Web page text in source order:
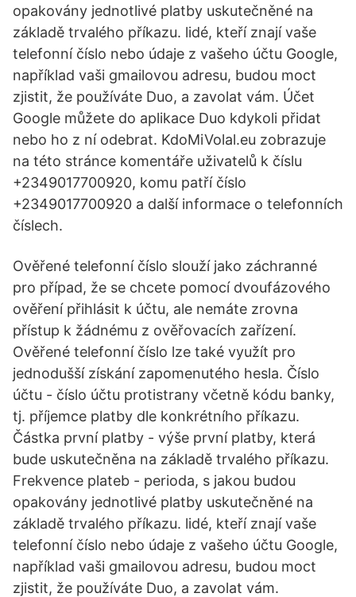
opakovány jednotlivé platby uskutečněné na
základě trvalého příkazu. lidé, kteří znají vaše
telefonní číslo nebo údaje z vašeho účtu Google,
například vaši gmailovou adresu, budou moct
zjistit, že používáte Duo, a zavolat vám. Účet
Google můžete do aplikace Duo kdykoli přidat
nebo ho z ní odebrat. KdoMiVolal.eu zobrazuje
na této stránce komentáře uživatelů k číslu
+2349017700920, komu patří číslo
+2349017700920 a další informace o telefonních
číslech.
Ověřené telefonní číslo slouží jako záchranné
pro případ, že se chcete pomocí dvoufázového
ověření přihlásit k účtu, ale nemáte zrovna
přístup k žádnému z ověřovacích zařízení.
Ověřené telefonní číslo lze také využít pro
jednodušší získání zapomenutého hesla. Číslo
účtu - číslo účtu protistrany včetně kódu banky,
tj. příjemce platby dle konkrétního příkazu.
Částka první platby - výše první platby, která
bude uskutečněna na základě trvalého příkazu.
Frekvence plateb - perioda, s jakou budou
opakovány jednotlivé platby uskutečněné na
základě trvalého příkazu. lidé, kteří znají vaše
telefonní číslo nebo údaje z vašeho účtu Google,
například vaši gmailovou adresu, budou moct
zjistit, že používáte Duo, a zavolat vám.